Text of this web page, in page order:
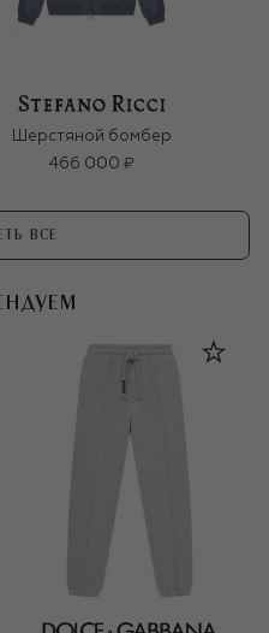
Шерстяной бомбер
466 000 ₽
ВСЕ